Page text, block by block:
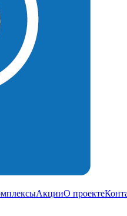
АкцииО проекте